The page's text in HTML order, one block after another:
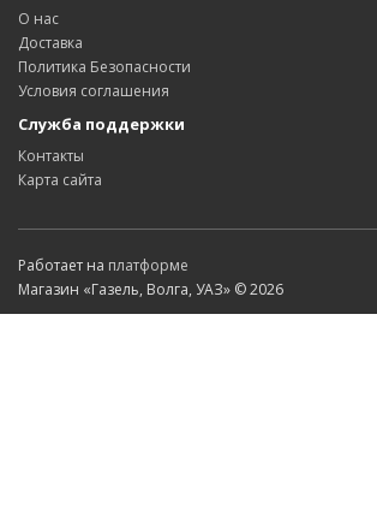
О нас
Доставка
Политика Безопасности
Условия соглашения
Служба поддержки
Контакты
Карта сайта
Работает на платформе
Магазин «Газель, Волга, УАЗ» © 2026